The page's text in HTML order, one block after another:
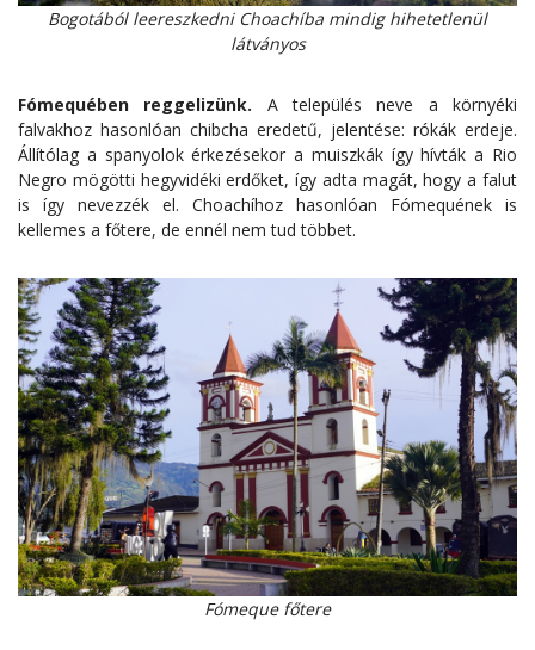
Bogotából leereszkedni Choachíba mindig hihetetlenül
látványos
Fómequében reggelizünk. A település neve a környéki
falvakhoz hasonlóan chibcha eredetű, jelentése: rókák erdeje.
Állítólag a spanyolok érkezésekor a muiszkák így hívták a Rio
Negro mögötti hegyvidéki erdőket, így adta magát, hogy a falut
is így nevezzék el. Choachíhoz hasonlóan Fómequének is
kellemes a főtere, de ennél nem tud többet.
Fómeque főtere